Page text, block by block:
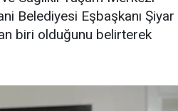
Belediyesi Eşbaşkanı Şiyar
biri olduğunu belirterek